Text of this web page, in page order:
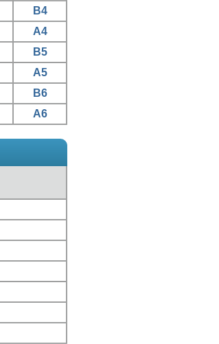
B4
A4
B5
A5
B6
A6